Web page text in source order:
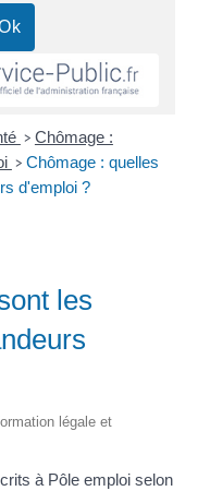
> Chômage :
> Chômage : quelles
d'emploi ?
les
légale et
à Pôle emploi selon